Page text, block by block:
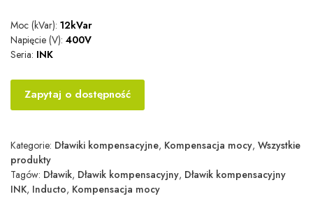
Moc (kVar): 12kVar
Napięcie (V): 400V
Seria: INK
Zapytaj o dostępność
Kategorie: Dławiki kompensacyjne, Kompensacja mocy, Wszystkie
produkty
Tagów: Dławik, Dławik kompensacyjny, Dławik kompensacyjny
INK, Inducto, Kompensacja mocy